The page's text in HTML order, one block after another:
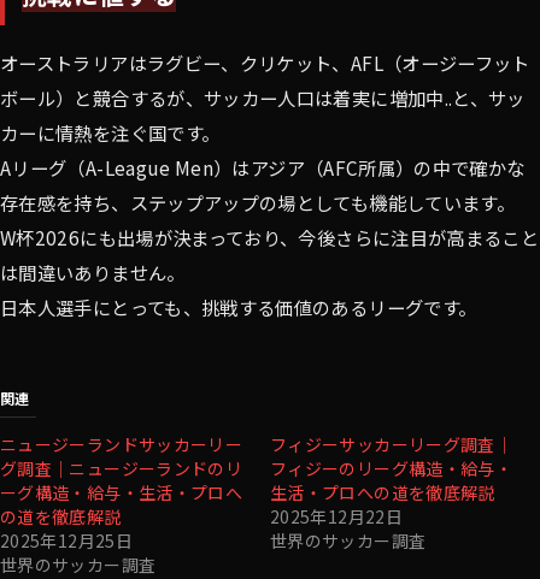
オーストラリアはラグビー、クリケット、AFL（オージーフット
ボール）と競合するが、サッカー人口は着実に増加中..と、サッ
カーに情熱を注ぐ国です。
Aリーグ（A-League Men）はアジア（AFC所属）の中で確かな
存在感を持ち、ステップアップの場としても機能しています。
W杯2026にも出場が決まっており、今後さらに注目が高まること
は間違いありません。
日本人選手にとっても、挑戦する価値のあるリーグです。
関連
ニュージーランドサッカーリー
グ調査｜ニュージーランドのリ
ーグ構造・給与・生活・プロへ
の道を徹底解説
2025年12月25日
世界のサッカー調査
フィジーサッカーリーグ調査｜
フィジーのリーグ構造・給与・
生活・プロへの道を徹底解説
2025年12月22日
世界のサッカー調査